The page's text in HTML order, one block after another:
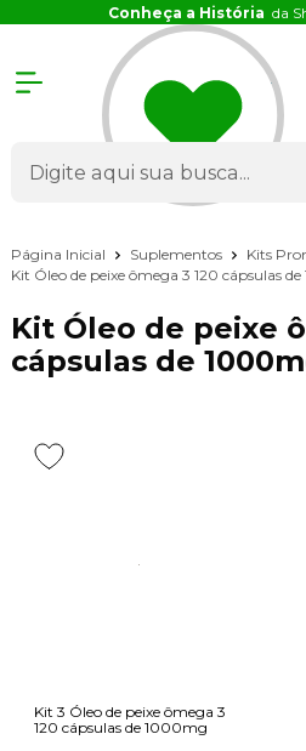
Conheça a História da
Página Inicial Suplementos
Kits
Kit Óleo de peixe ômega 3 120 cápsulas
Kit Óleo de peixe
cápsulas de
Kit 3 Óleo de peixe ômega 3
120 cápsulas de 1000mg